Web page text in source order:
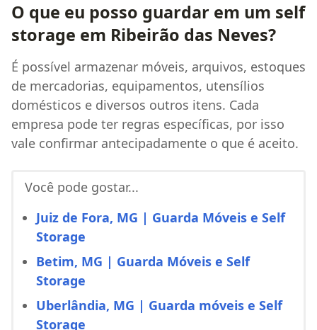
O que eu posso guardar em um self
storage em Ribeirão das Neves?
É possível armazenar móveis, arquivos, estoques
de mercadorias, equipamentos, utensílios
domésticos e diversos outros itens. Cada
empresa pode ter regras específicas, por isso
vale confirmar antecipadamente o que é aceito.
Você pode gostar...
Juiz de Fora, MG | Guarda Móveis e Self
Storage
Betim, MG | Guarda Móveis e Self
Storage
Uberlândia, MG | Guarda móveis e Self
Storage